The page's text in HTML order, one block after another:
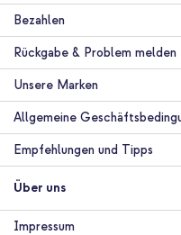
Bezahlen
Rückgabe & Problem melden
Unsere Marken
Allgemeine
Empfehlungen und Tipps
Über uns
Impressum